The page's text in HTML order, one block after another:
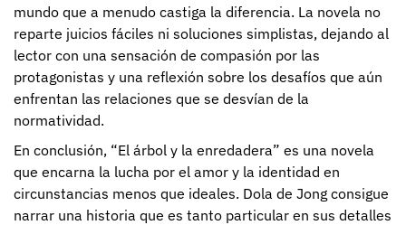
mundo que a menudo castiga la diferencia. La novela no
reparte juicios fáciles ni soluciones simplistas, dejando al
lector con una sensación de compasión por las
protagonistas y una reflexión sobre los desafíos que aún
enfrentan las relaciones que se desvían de la
normatividad.
En conclusión, “El árbol y la enredadera” es una novela
que encarna la lucha por el amor y la identidad en
circunstancias menos que ideales. Dola de Jong consigue
narrar una historia que es tanto particular en sus detalles